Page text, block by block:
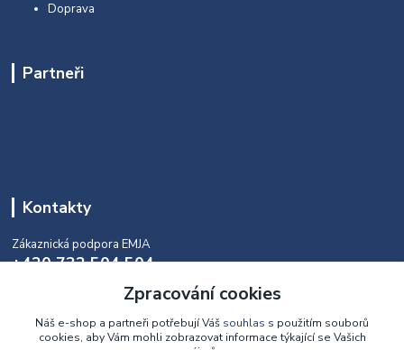
Doprava
Partneři
Kontakty
Zákaznická podpora EMJA
+420 732 504 504
(během naší aktuální otevírací doby)
info@emja.cz
Zpracování cookies
Náš e-shop a partneři potřebují Váš souhlas s použitím souborů
cookies, aby Vám mohli zobrazovat informace týkající se Vašich